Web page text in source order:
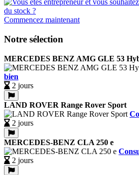
Commencez maintenant
Notre sélection
MERCEDES BENZ AMG GLE 53
bien
2 jours
LAND ROVER Range Rover Sport
2 jours
MERCEDES-BENZ CLA 250 e
2 jours